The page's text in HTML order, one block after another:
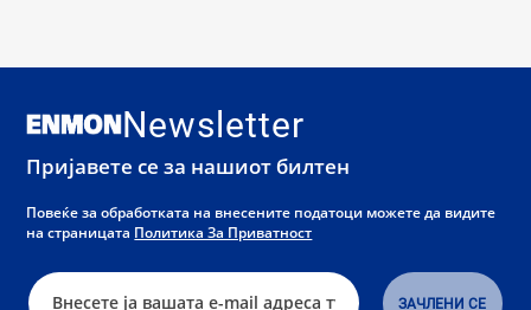
Newsletter
Пријавете се за нашиот билтен
Повеќе за обработката на внесените податоци можете да видите
на страницата Политика За Приватност